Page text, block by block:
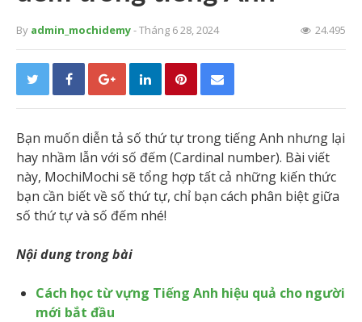
By admin_mochidemy- Tháng 6 28, 2024 24.495
Bạn muốn diễn tả số thứ tự trong tiếng Anh nhưng lại
hay nhầm lẫn với số đếm (Cardinal number). Bài viết
này, MochiMochi sẽ tổng hợp tất cả những kiến thức
bạn cần biết về số thứ tự, chỉ bạn cách phân biệt giữa
số thứ tự và số đếm nhé!
Nội dung trong bài
Cách học từ vựng Tiếng Anh hiệu quả cho người
mới bắt đầu